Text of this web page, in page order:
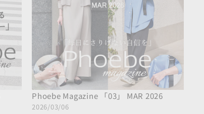
Phoebe Magazine 「03」 MAR 2026
2026/03/06